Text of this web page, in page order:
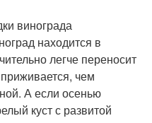
винограда
находится в
легче переносит
чем
А если осенью
куст с развитой